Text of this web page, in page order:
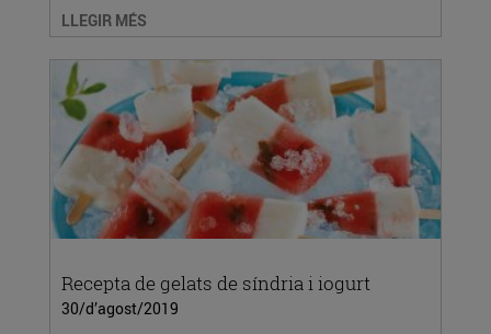
LLEGIR MÉS
Recepta de gelats de síndria i iogurt
30/d’agost/2019